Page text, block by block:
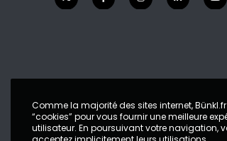
Comme la majorité des sites internet,
“cookies” pour vous fournir une meilleure
utilisateur. En poursuivant votre navigation,